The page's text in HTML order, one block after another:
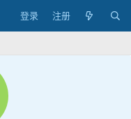
登录 注册